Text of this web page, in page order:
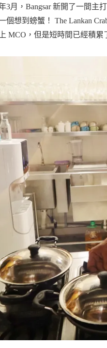
3月，Bangsar 新開了一間主
個想到螃蟹！ The Lankan
MCO，但是短時間已經積累